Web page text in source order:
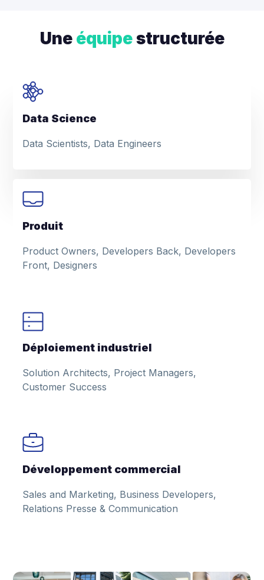
Une équipestructurée
Data Science
Data Scientists, Data Engineers
Produit
Product Owners, Developers Back, Developers
Front, Designers
Déploiement industriel
Solution Architects, Project Managers,
Customer Success
Développement commercial
Sales and Marketing, Business Developers,
Relations Presse & Communication